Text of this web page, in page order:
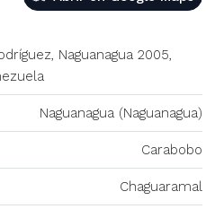
Naguanagua 2005,
Naguanagua (Naguanagua)
Carabobo
Chaguaramal